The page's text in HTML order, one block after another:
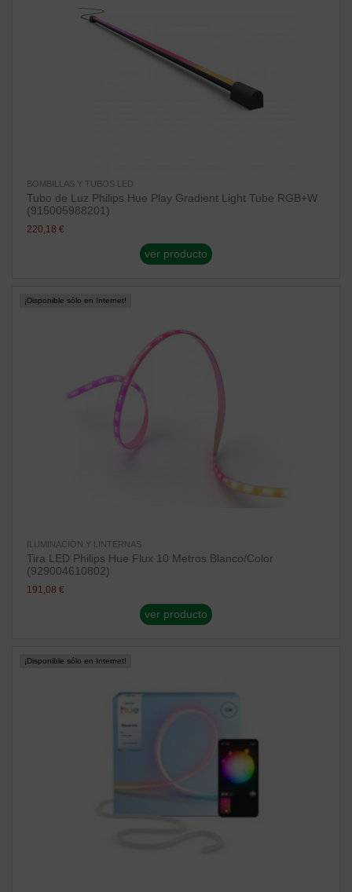
BOMBILLAS Y TUBOS LED
Tubo de Luz Philips Hue Play Gradient Light Tube RGB+W
(915005988201)
220,18 €
ver producto
¡Disponible sólo en Internet!
ILUMINACION Y LINTERNAS
Tira LED Philips Hue Flux 10 Metros Blanco/Color
(929004610802)
191,08 €
ver producto
¡Disponible sólo en Internet!